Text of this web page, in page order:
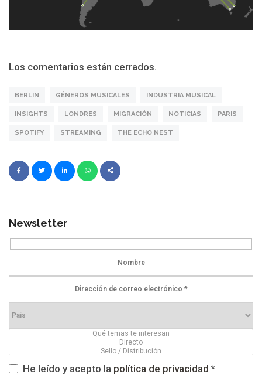
Los comentarios están cerrados.
BERLIN GÉNEROS MUSICALES INDUSTRIA MUSICAL
INSIGHTS LONDRES MIGRACIÓN NOTICIAS PARIS
SPOTIFY STREAMING THE ECHO NEST
Newsletter
He leído y acepto la política de privacidad *